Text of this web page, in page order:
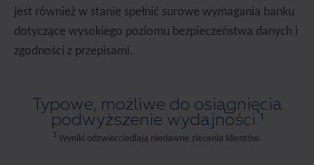
jest również w stanie spełnić surowe wymagania banku
dotyczące wysokiego poziomu bezpieczeństwa danych i
zgodności z przepisami.
Typowe, możliwe do osiągnięcia
podwyższenie wydajności ¹
1 Wyniki odzwierciedlają niedawne zlecenia klientów.